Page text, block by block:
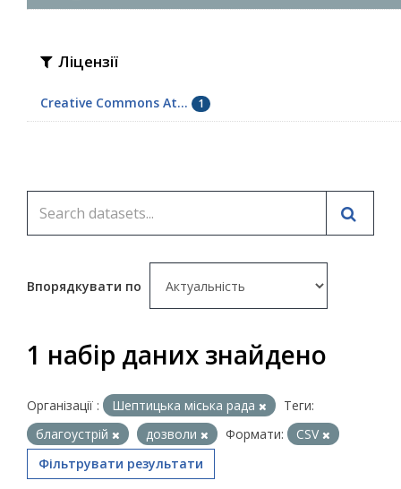
Ліцензії
Creative Commons At... 1
Впорядкувати по
1 набір даних знайдено
Організації : Шептицька міська рада
Теги:
благоустрій
дозволи Формати:
CSV
Фільтрувати результати